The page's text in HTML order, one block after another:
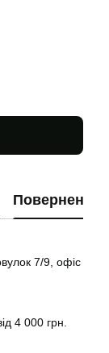
Повернення
7/9, офіс
4 000 грн.